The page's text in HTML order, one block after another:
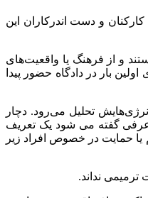
و دست اندرکاران این
و از فرهنگ یا واقعیت‌های
بار در دادگاه حضور پیدا
تحلیل می‌رود. دچار
عرفی گفته می شود یک تعریف
حمایت در خصوص افراد زیر
نداند.